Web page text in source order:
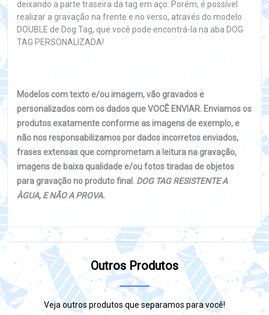
deixando a parte traseira da tag em aço. Porém, é possível
realizar a gravação na frente e no verso, através do modelo
DOUBLE de Dog Tag, que você pode encontrá-la na aba DOG
TAG PERSONALIZADA!
Modelos com texto e/ou imagem, vão gravados e
personalizados com os dados que VOCÊ ENVIAR. Enviamos os
produtos exatamente conforme as imagens de exemplo, e
não nos responsabilizamos por dados incorretos enviados,
frases extensas que comprometam a leitura na gravação,
imagens de baixa qualidade e/ou fotos tiradas de objetos
para gravação no produto final. DOG TAG RESISTENTE A
ÀGUA, E NÃO A PROVA.
Outros Produtos
Veja outros produtos que separamos para você!